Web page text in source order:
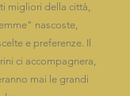
migliori della città,
nascoste,
e preferenze. Il
ci accompagnera,
mai le grandi